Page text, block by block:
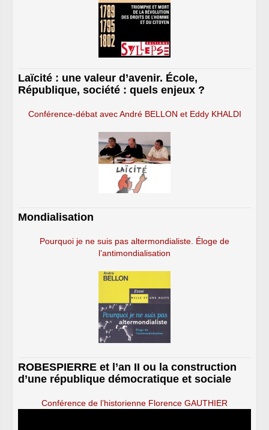
Laïcité : une valeur d’avenir. École,
République, société : quels enjeux ?
Conférence-débat avec André BELLON et Eddy KHALDI
Mondialisation
Pourquoi je ne suis pas altermondialiste. Éloge de
l’antimondialisation
ROBESPIERRE et l’an II ou la construction
d’une république démocratique et sociale
Conférence de l’historienne Florence GAUTHIER